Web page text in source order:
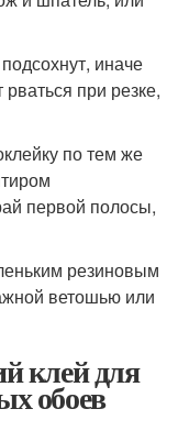
иначе
при резке,
по тем же
первой полосы,
резиновым
ветошью или
клей для
обоев